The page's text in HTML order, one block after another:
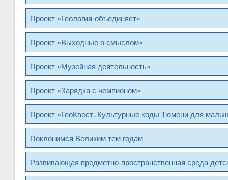
Проект «Геология-объединяет»
Проект «Выходные о смыслом»
Проект «Музейная деятельность»
Проект «Зарядка с чемпионом»
Проект «ГеоКвест. Культурные коды Тюмени для
Поклонимся Великим тем годам
Развивающая предметно-пространственная среда